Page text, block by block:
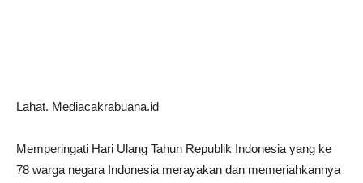
Lahat. Mediacakrabuana.id
Memperingati Hari Ulang Tahun Republik Indonesia yang ke
78 warga negara Indonesia merayakan dan memeriahkannya